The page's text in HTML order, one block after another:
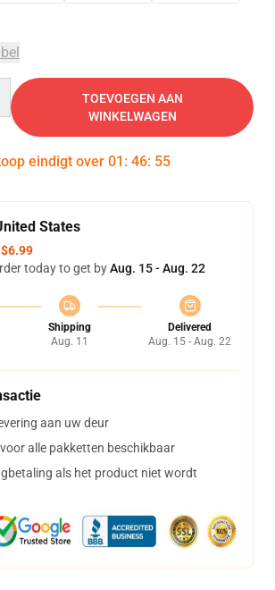
TOEVOEGEN AAN
WINKELWAGEN
eindigt over 01 : 46: 54
States
$6.99
today to get byAug. 15 - Aug. 22
Shipping
Aug. 11
Delivered
Aug. 15 - Aug. 22
aan uw deur
alle pakketten beschikbaar
als het product niet wordt